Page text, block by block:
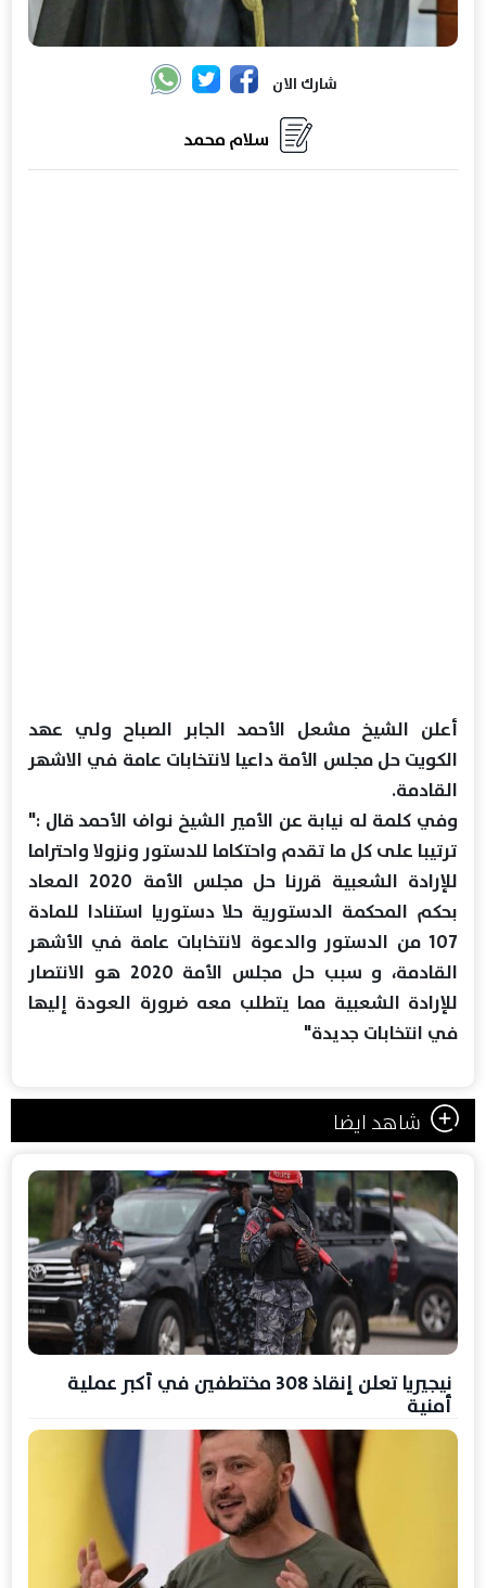
شارك الان
سلام محمد
أعلن الشيخ مشعل الأحمد الجابر الصباح ولي عهد
الكويت حل مجلس الأمة داعيا لانتخابات عامة في الاشهر
القادمة.
وفي كلمة له نيابة عن الأمير الشيخ نواف الأحمد قال :"
ترتيبا على كل ما تقدم واحتكاما للدستور ونزولا واحتراما
للإرادة الشعبية قررنا حل مجلس الأمة 2020 المعاد
بحكم المحكمة الدستورية حلا دستوريا استنادا للمادة
107 من الدستور والدعوة لانتخابات عامة في الأشهر
القادمة، و سبب حل مجلس الأمة 2020 هو الانتصار
للإرادة الشعبية مما يتطلب معه ضرورة العودة إليها
في انتخابات جديدة"
شاهد ايضا
نيجيريا تعلن إنقاذ 308 مختطفين في أكبر عملية
أمنية